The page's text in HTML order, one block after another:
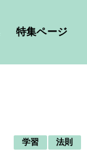
特集ページ
学習 法則